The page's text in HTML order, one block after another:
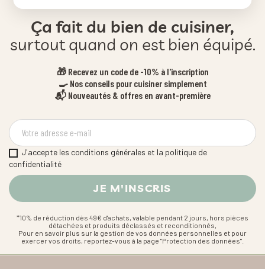
Ça fait du bien de cuisiner,
surtout quand on est bien équipé.
🎁 Recevez un code de -10% à l'inscription
🍳 Nos conseils pour cuisiner simplement
📬 Nouveautés & offres en avant-première
J'accepte les conditions générales et la politique de
confidentialité
*10% de réduction dès 49€ d'achats, valable pendant 2 jours, hors pièces
détachées et produits déclassés et reconditionnés,
Pour en savoir plus sur la gestion de vos données personnelles et pour
exercer vos droits, reportez-vous à la page "Protection des données".